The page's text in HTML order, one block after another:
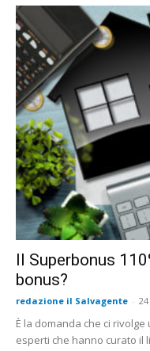
Il Superbonus
bonus?
redazione il Salvagente -
È la domanda che ci
esperti che hanno curato il